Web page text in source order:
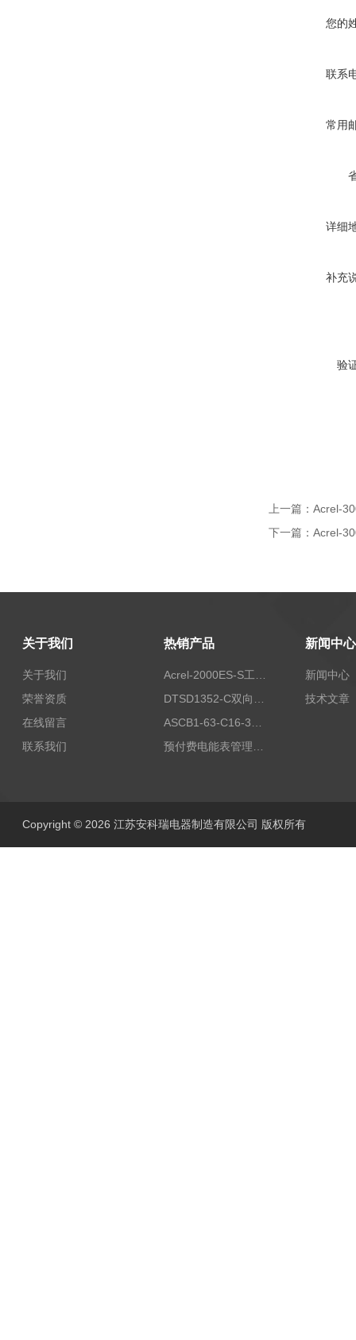
您的
联系
常用
详细
补充
验
上一篇： Acrel-
下一篇： Acrel-
关于我们
关于我们
荣誉资质
在线留言
联系我们
热销产品 新闻中心
新闻中心
技术文章
Copyright © 2026 江苏安科瑞电器制造有限公司 版权所有